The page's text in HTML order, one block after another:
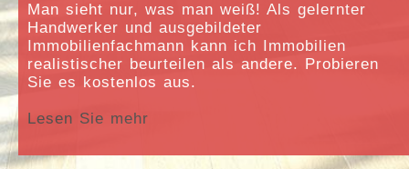
Man sieht nur, was man weiß! Als gelernter
Handwerker und ausgebildeter
Immobilienfachmann kann ich Immobilien
realistischer beurteilen als andere. Probieren
Sie es kostenlos aus.
Lesen Sie mehr